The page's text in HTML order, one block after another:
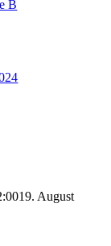
B
19. August